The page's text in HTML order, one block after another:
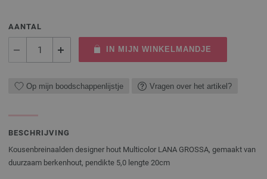
AANTAL
IN MIJN WINKELMANDJE
Op mijn boodschappenlijstje Vragen over het artikel?
BESCHRIJVING
Kousenbreinaalden designer hout Multicolor LANA GROSSA, gemaakt van
duurzaam berkenhout, pendikte 5,0 lengte 20cm